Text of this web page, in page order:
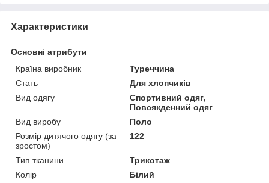
Характеристики
Основні атрибути
Країна виробник
Туреччина
Стать
Для хлопчиків
Вид одягу
Спортивний одяг,
Повсякденний одяг
Вид виробу
Поло
Розмір дитячого одягу (за
зростом)
122
Тип тканини
Трикотаж
Колір
Білий